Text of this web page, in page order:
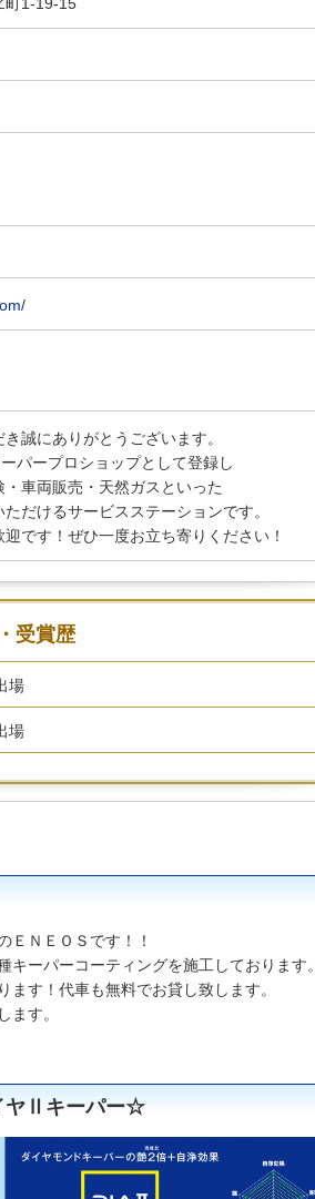
誠にありがとうございます。
パープロショップとして登録し
車両販売・天然ガスといった
だけるサービスステーションです。
です！ぜひ一度お立ち寄りください！
受賞歴
場
場
ＥＮＥＯＳです！！
ーパーコーティングを施工しております。
す！代車も無料でお貸し致します。
ます。
ヤⅡキーパー☆